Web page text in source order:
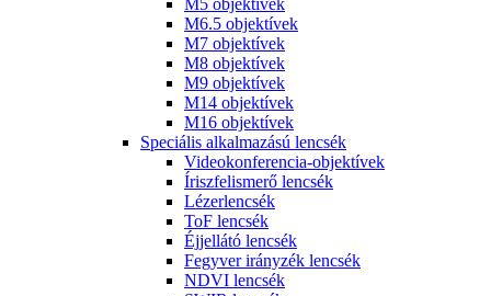
M5 objektívek
M6.5 objektívek
M7 objektívek
M8 objektívek
M9 objektívek
M14 objektívek
M16 objektívek
Speciális alkalmazású lencsék
Videokonferencia-objektívek
Íriszfelismerő lencsék
Lézerlencsék
ToF lencsék
Éjjellátó lencsék
Fegyver irányzék lencsék
NDVI lencsék